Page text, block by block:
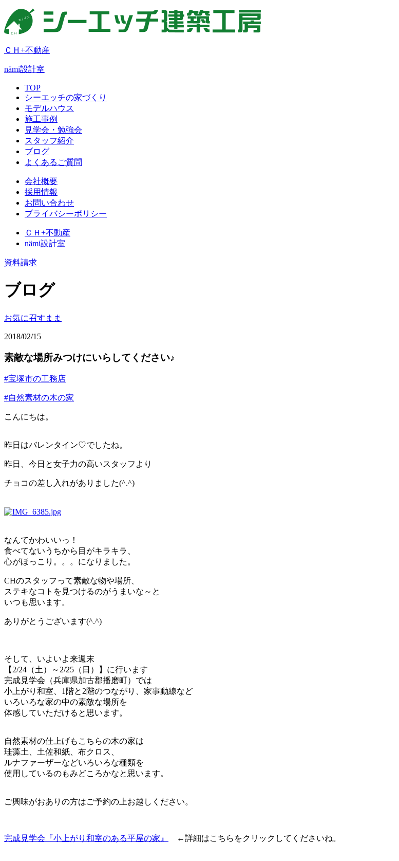
ＣＨ+不動産
nämi設計室
TOP
シーエッチの家づくり
モデルハウス
施工事例
見学会・勉強会
スタッフ紹介
ブログ
よくあるご質問
会社概要
採用情報
お問い合わせ
プライバシーポリシー
ＣＨ+不動産
nämi設計室
資料請求
ブログ
お気に召すまま
2018/02/15
素敵な場所みつけにいらしてください♪
#宝塚市の工務店
#自然素材の木の家
こんにちは。
昨日はバレンタイン♡でしたね。
昨日、今日と女子力の高いスタッフより
チョコの差し入れがありました(^.^)
なんてかわいいっ！
食べてないうちから目がキラキラ、
心がほっこり。。。になりました。
CHのスタッフって素敵な物や場所、
ステキなコトを見つけるのがうまいな～と
いつも思います。
ありがとうございます(^.^)
そして、いよいよ来週末
【2/24（土）～2/25（日）】に行います
完成見学会（兵庫県加古郡播磨町）では
小上がり和室、1階と2階のつながり、家事動線など
いろいろな家の中の素敵な場所を
体感していただけると思います。
自然素材の仕上げもこちらの木の家は
珪藻土、土佐和紙、布クロス、
ルナファーザーなどいろいろな種類を
使用しているのもみどころかなと思います。
ご興味がおありの方はご予約の上お越しください。
完成見学会『小上がり和室のある平屋の家』 ←詳細はこちらをクリックしてくださいね。